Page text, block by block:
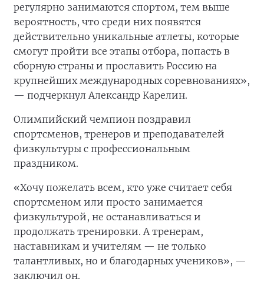
регулярно занимаются спортом, тем выше
вероятность, что среди них появятся
действительно уникальные атлеты, которые
смогут пройти все этапы отбора, попасть в
сборную страны и прославить Россию на
крупнейших международных соревнованиях»,
— подчеркнул Александр Карелин.
Олимпийский чемпион поздравил
спортсменов, тренеров и преподавателей
физкультуры с профессиональным
праздником.
«Хочу пожелать всем, кто уже считает себя
спортсменом или просто занимается
физкультурой, не останавливаться и
продолжать тренировки. А тренерам,
наставникам и учителям — не только
талантливых, но и благодарных учеников», —
заключил он.